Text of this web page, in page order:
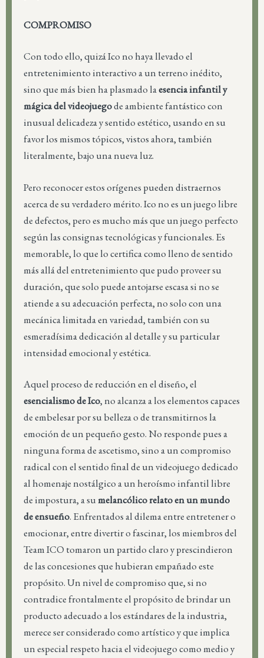
COMPROMISO
Con todo ello, quizá Ico no haya llevado el
entretenimiento interactivo a un terreno inédito,
sino que más bien ha plasmado laesencia infantil y
mágica del videojuegode ambiente fantástico con
inusual delicadeza y sentido estético, usando en su
favor los mismos tópicos, vistos ahora, también
literalmente, bajo una nueva luz.
Pero reconocer estos orígenes pueden distraernos
acerca de su verdadero mérito. Ico no es un juego libre
de defectos, pero es mucho más que un juego perfecto
según las consignas tecnológicas y funcionales. Es
memorable, lo que lo certifica como lleno de sentido
más allá del entretenimiento que pudo proveer su
duración, que solo puede antojarse escasa si no se
atiende a su adecuación perfecta, no solo con una
mecánica limitada en variedad, también con su
esmeradísima dedicación al detalle y su particular
intensidad emocional y estética.
Aquel proceso de reducción en el diseño, el
esencialismo de Ico, no alcanza a los elementos capaces
de embelesar por su belleza o de transmitirnos la
emoción de un pequeño gesto. No responde pues a
ninguna forma de ascetismo, sino a un compromiso
radical con el sentido final de un videojuego dedicado
al homenaje nostálgico a un heroísmo infantil libre
de impostura, a sumelancólico relato en un mundo
de ensueño. Enfrentados al dilema entre entretener o
emocionar, entre divertir o fascinar, los miembros del
Team ICO tomaron un partido claro y prescindieron
de las concesiones que hubieran empañado este
propósito. Un nivel de compromiso que, si no
contradice frontalmente el propósito de brindar un
producto adecuado a los estándares de la industria,
merece ser considerado como artístico y que implica
un especial respeto hacia el videojuego como medio y